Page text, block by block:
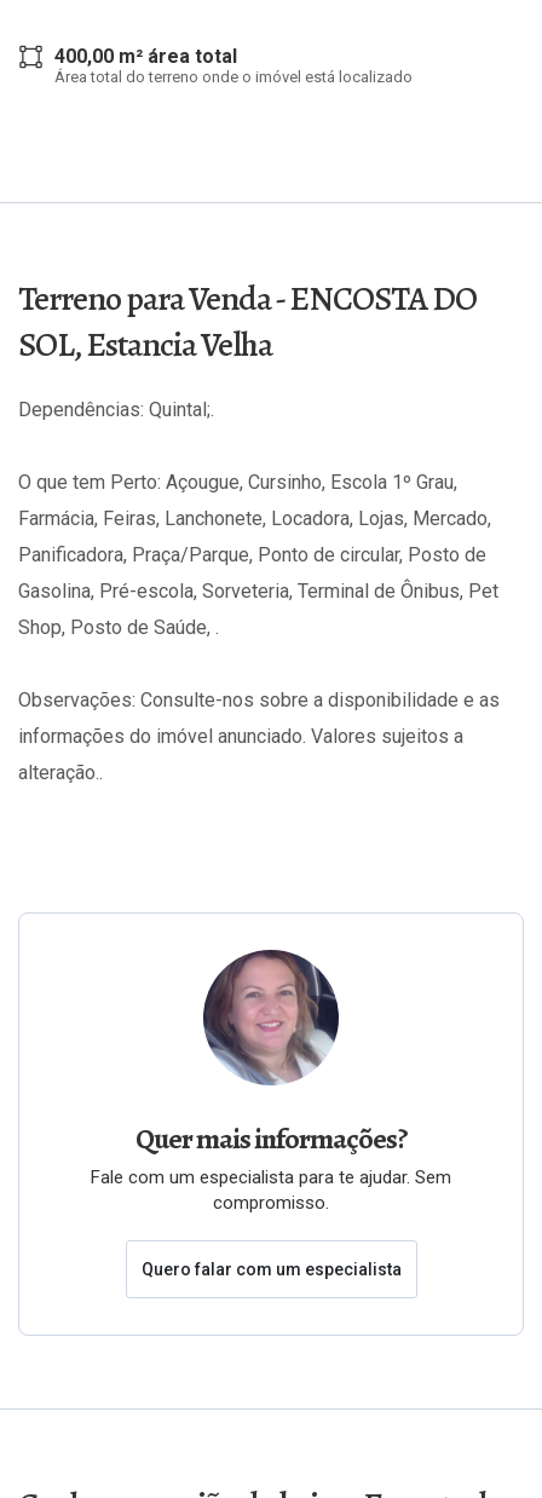
400,00 m² área total
Área total do terreno onde o imóvel está localizado
Terreno para Venda - ENCOSTA DO
SOL, Estancia Velha
Dependências: Quintal;.
O que tem Perto: Açougue, Cursinho, Escola 1º Grau,
Farmácia, Feiras, Lanchonete, Locadora, Lojas, Mercado,
Panificadora, Praça/Parque, Ponto de circular, Posto de
Gasolina, Pré-escola, Sorveteria, Terminal de Ônibus, Pet
Shop, Posto de Saúde, .
Observações: Consulte-nos sobre a disponibilidade e as
informações do imóvel anunciado. Valores sujeitos a
alteração..
Quer mais informações?
Fale com um especialista para te ajudar. Sem
compromisso.
Quero falar com um especialista